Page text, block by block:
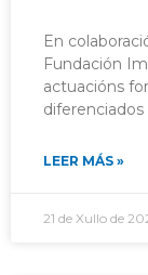
En
Fundación
actuacións
LEER MÁS »
21 de Xullo de